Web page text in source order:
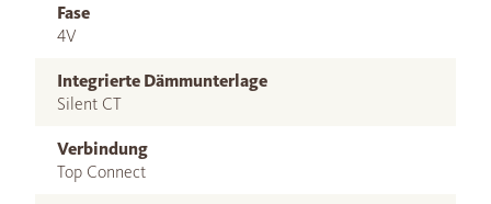
Fase
4V
Integrierte Dämmunterlage
Silent CT
Verbindung
Top Connect